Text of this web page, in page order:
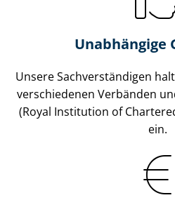
Unabhängige
Unsere Sach­ver­stän­di­gen
verschiedenen Verbänden
(Royal Institution of
ein.